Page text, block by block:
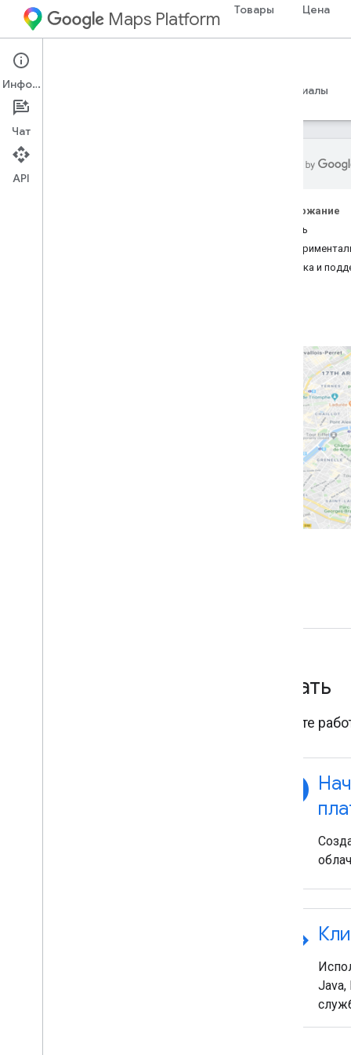
Maps Platform Товары Цена
Route Optimization API
Руководства
Справочные материалы
Содержание
Начать
Справка и
Начать
Начните
explore
code
Java,
Информация
Чат
API